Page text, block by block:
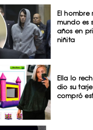
El
mundo es
años en
niñita
Ella lo
dio su
compró